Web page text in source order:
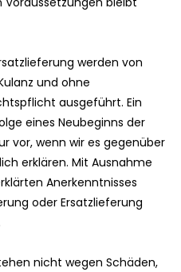
werden von
und ohne
ausgeführt. Ein
eines Neubeginns der
vor, wenn wir es gegenüber
erklären. Mit Ausnahme
Anerkenntnisses
oder Ersatzlieferung
nicht wegen Schäden,